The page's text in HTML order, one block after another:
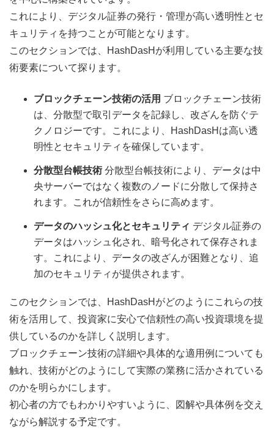
これにより、デジタル証券の発行・管理が高い透明性とセ
キュリティを持つことが可能となります。
このセクションでは、HashDasHが利用している主要な技
術要素について探ります。
ブロックチェーン技術の活用 ブロックチェーン技術
は、分散型で取引データを記録し、改ざんを防ぐテ
クノロジーです。これにより、HashDasHは高い透
明性とセキュリティを確保しています。
分散型台帳技術 分散型台帳技術により、データは中
央サーバーではなく複数のノードに分散して保持さ
れます。これが信頼性をさらに高めます。
データのハッシュ化とセキュリティ デジタル証券の
データはハッシュ化され、暗号化されて保存されま
す。これにより、データの改ざんが困難となり、追
加のセキュリティが提供されます。
このセクションでは、HashDasHがどのようにこれらの技
術を活用して、投資家に安心で信頼性の高い投資環境を提
供しているのかを詳しく説明します。
ブロックチェーン技術の詳細や具体的な適用例についても
触れ、技術がどのようにして実際の業務に活かされている
のかを明らかにします。
初心者の方でもわかりやすいように、図解や具体例を交え
ながら解説する予定です。